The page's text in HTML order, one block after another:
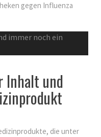
gegen Influenza
Inhalt und
die unter